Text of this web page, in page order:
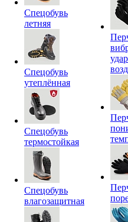
Спецобувь
летняя
Спецобувь
утеплённая
Спецобувь
термостойкая
Спецобувь
влагозащитная